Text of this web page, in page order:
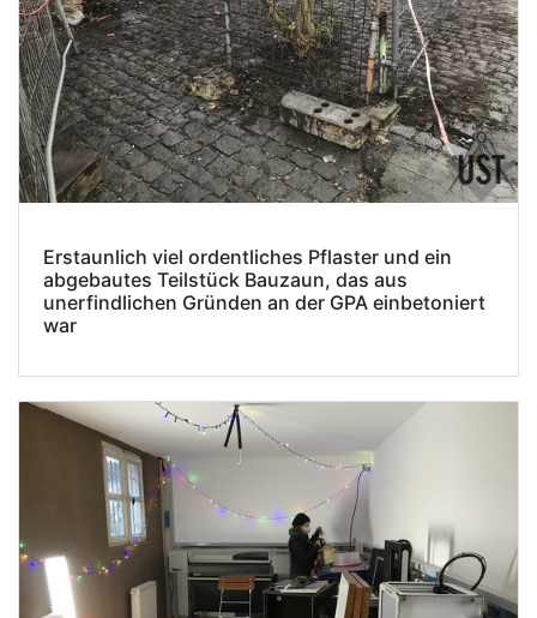
Erstaunlich viel ordentliches Pflaster und ein
abgebautes Teilstück Bauzaun, das aus
unerfindlichen Gründen an der GPA einbetoniert
war